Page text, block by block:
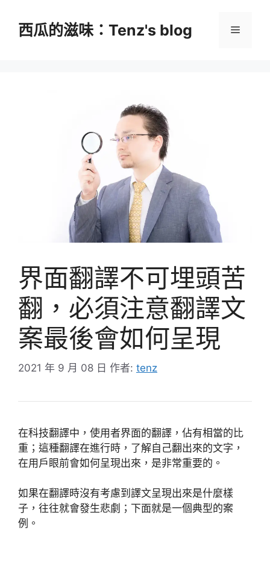
西瓜的滋味：Tenz's blog 選
界面翻譯不可埋頭苦
翻，必須注意翻譯文
案最後會如何呈現
2021 年 9 月 08 日 作者: tenz
在科技翻譯中，使用者界面的翻譯，佔有相當的比
重；這種翻譯在進行時，了解自己翻出來的文字，
在用戶眼前會如何呈現出來，是非常重要的。
如果在翻譯時沒有考慮到譯文呈現出來是什麼樣
子，往往就會發生悲劇；下面就是一個典型的案
例。